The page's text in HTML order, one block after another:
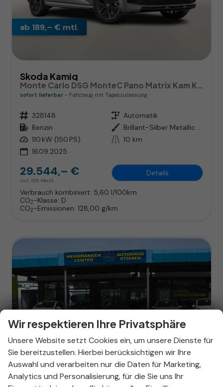
ab 189,– € mtl.
Skoda Kamiq
sofort lieferbar Fahrzeug mit Tageszulassung
Fahrzeugnr. 328148 Getriebe Automatik
Kraftstoff Benzin Außenfarbe
Brillant-Silber Metallic / Dachf
Leistung 110 kW (150 PS) Kilometerstand 10 km
16.09.2025
29.544,– €
incl. 19% MwSt.
Details
Verbrauch kombiniert: 5,60 l/100km
CO2-Klasse: D
CO2-Emissionen: 128,00 g/km
ab 189,– € mtl.
Wir respektieren Ihre Privatsphäre
Unsere Website setzt Cookies ein, um unsere Dienste für
Sie bereitzustellen. Hierbei berücksichtigen wir Ihre
Auswahl und verarbeiten nur die Daten für Marketing,
Analytics und Personalisierung, für die Sie uns Ihr